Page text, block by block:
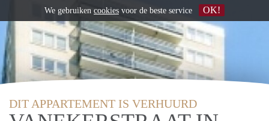
DIT APPARTEMENT IS VERHUURD
We gebruiken cookies voor de beste service OK!